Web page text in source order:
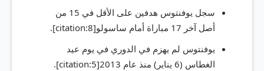
سجل يوفنتوس هدفين على الأقل في 15 من
أصل آخر 17 مباراة أمام ساسولو[citation:8].
يوفنتوس لم يهزم في الدوري في يوم عيد
الغطاس (6 يناير) منذ عام 2013[citation:5].